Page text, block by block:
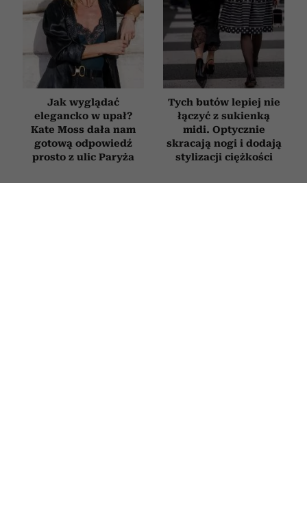
Jak wyglądać
elegancko w upał?
Kate Moss dała nam
gotową odpowiedź
prosto z ulic Paryża
Tych butów lepiej nie
łączyć z sukienką
midi. Optycznie
skracają nogi i dodają
stylizacji ciężkości